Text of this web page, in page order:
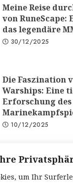
um Ihr
Meine Reise
von RuneScape:
das legendäre
30/12/2025
Die Faszination
Warships: Eine
Erforschung
10/12/2025
Taktisches
Diplomatie: Der